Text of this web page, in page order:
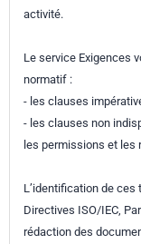
activité.
Le service Exigences
normatif :
- les clauses
- les clauses non
les permissions et les
L’identification de
Directives ISO/IEC,
rédaction des